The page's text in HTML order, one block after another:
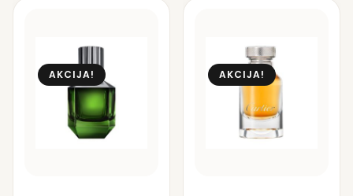
AKCIJA! AKCIJA!